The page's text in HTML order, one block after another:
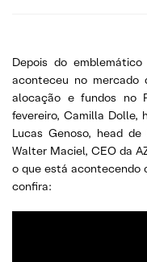
Depois do
aconteceu no mercado
alocação e fundos no
fevereiro, Camilla Dolle,
Lucas Genoso, head
Walter Maciel, CEO da
o que está acontecendo
confira: